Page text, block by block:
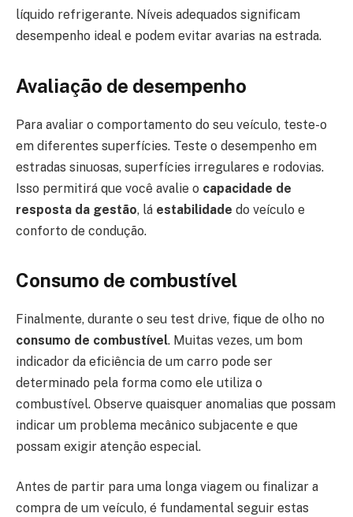
líquido refrigerante. Níveis adequados significam
desempenho ideal e podem evitar avarias na estrada.
Avaliação de desempenho
Para avaliar o comportamento do seu veículo, teste-o
em diferentes superfícies. Teste o desempenho em
estradas sinuosas, superfícies irregulares e rodovias.
Isso permitirá que você avalie o capacidade de
resposta da gestão, lá estabilidade do veículo e
conforto de condução.
Consumo de combustível
Finalmente, durante o seu test drive, fique de olho no
consumo de combustível. Muitas vezes, um bom
indicador da eficiência de um carro pode ser
determinado pela forma como ele utiliza o
combustível. Observe quaisquer anomalias que possam
indicar um problema mecânico subjacente e que
possam exigir atenção especial.
Antes de partir para uma longa viagem ou finalizar a
compra de um veículo, é fundamental seguir estas